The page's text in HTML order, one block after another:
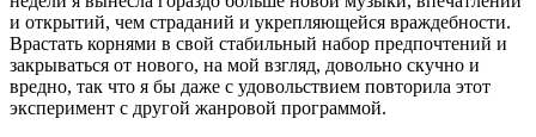
и открытий, чем страданий и укрепляющейся враждебности.
Врастать корнями в свой стабильный набор предпочтений и
закрываться от нового, на мой взгляд, довольно скучно и
вредно, так что я бы даже с удовольствием повторила этот
эксперимент с другой жанровой программой.